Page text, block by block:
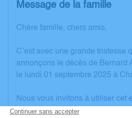
Message de la famille
Chère famille, chers amis,
C’est avec une grande tristesse
annonçons le décès de Bernard
le lundi 01 septembre 2025 à
Nous vous invitons à utiliser cet
vos condoléances, partager des